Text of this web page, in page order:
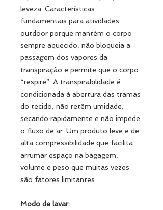
leveza. Características
fundamentais para atividades
outdoor porque mantém o corpo
sempre aquecido, não bloqueia a
passagem dos vapores da
transpiração e permite que o corpo
“respire”. A transpirabilidade é
condicionada à abertura das tramas
do tecido, não retêm umidade,
secando rapidamente e não impede
o fluxo de ar. Um produto leve e de
alta compressibilidade que facilita
arrumar espaço na bagagem,
volume e peso que muitas vezes
são fatores limitantes.
Modo de lavar: